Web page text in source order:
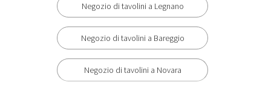
Negozio di tavolini a Legnano
Negozio di tavolini a Bareggio
Negozio di tavolini a Novara